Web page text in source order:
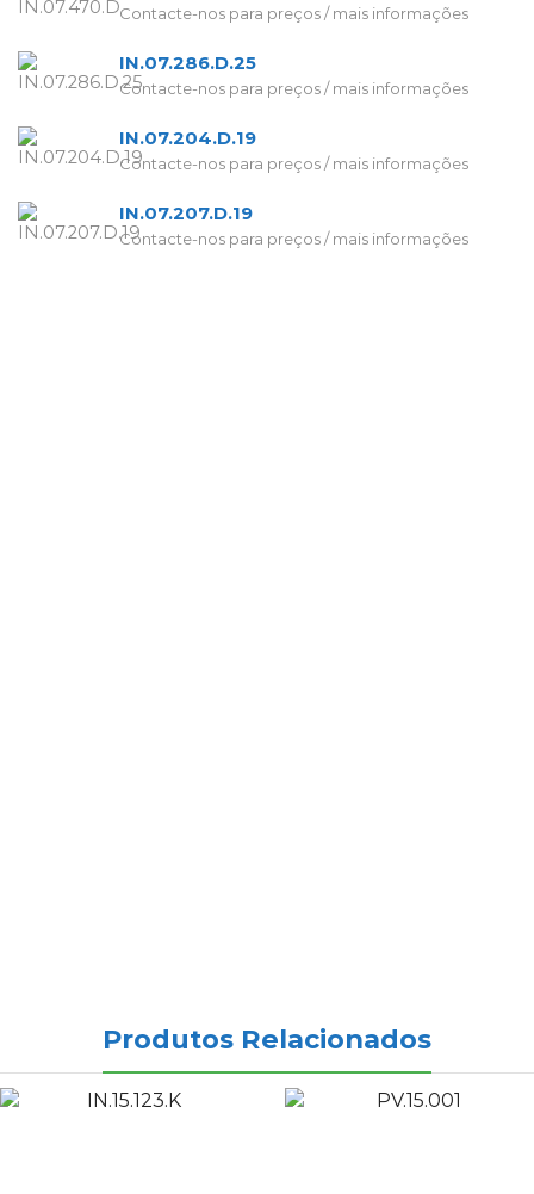
Contacte-nos para preços / mais informações
IN.07.286.D.25
Contacte-nos para preços / mais informações
IN.07.204.D.19
Contacte-nos para preços / mais informações
IN.07.207.D.19
Contacte-nos para preços / mais informações
Produtos Relacionados